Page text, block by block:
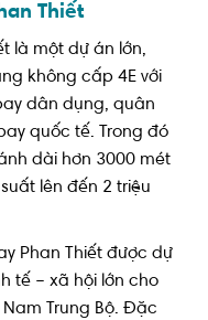
Thiết
là một dự án lớn,
không cấp 4E với
dân dụng, quân
quốc tế. Trong đó
dài hơn 3000 mét
lên đến 2 triệu
Phan Thiết được dự
tế – xã hội lớn cho
Trung Bộ. Đặc